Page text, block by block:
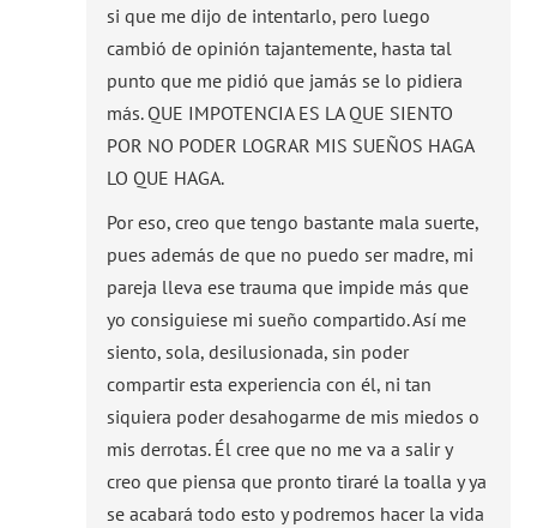
si que me dijo de intentarlo, pero luego
cambió de opinión tajantemente, hasta tal
punto que me pidió que jamás se lo pidiera
más. QUE IMPOTENCIA ES LA QUE SIENTO
POR NO PODER LOGRAR MIS SUEÑOS HAGA
LO QUE HAGA.
Por eso, creo que tengo bastante mala suerte,
pues además de que no puedo ser madre, mi
pareja lleva ese trauma que impide más que
yo consiguiese mi sueño compartido. Así me
siento, sola, desilusionada, sin poder
compartir esta experiencia con él, ni tan
siquiera poder desahogarme de mis miedos o
mis derrotas. Él cree que no me va a salir y
creo que piensa que pronto tiraré la toalla y ya
se acabará todo esto y podremos hacer la vida